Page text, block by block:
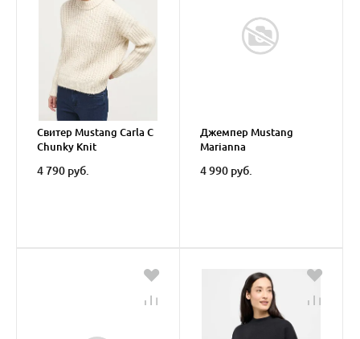
Свитер Mustang Carla C
Chunky Knit
4 790 руб.
Джемпер Mustang
Marianna
4 990 руб.